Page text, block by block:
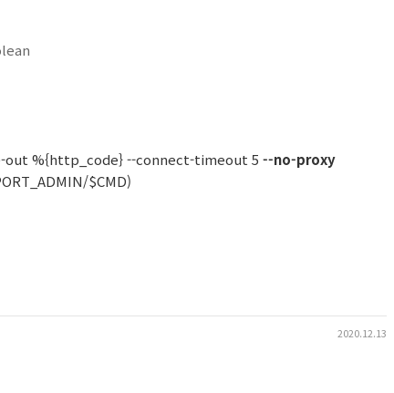
out %{http_code} --connect-timeout 5 --no-proxy
$CMD)
2020.12.13